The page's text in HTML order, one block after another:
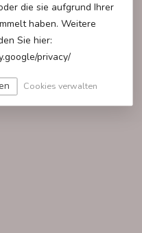
weiter.
die sie aufgrund Ihrer
haben. Weitere
Sie hier:
privacy/
Cookies verwalten